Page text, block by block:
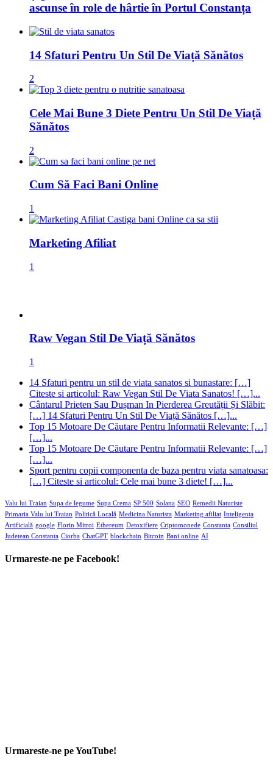
ascunse în role de hârtie în Portul Constanța
14 Sfaturi Pentru Un Stil De Viață Sănătos
2
Cele Mai Bune 3 Diete Pentru Un Stil De Viață
Sănătos
2
Cum Să Faci Bani Online
1
Marketing Afiliat
1
Raw Vegan Stil De Viață Sănătos
1
14 Sfaturi pentru un stil de viata sanatos si bunastare: […]
Citeste si articolul: Raw Vegan Stil De Viata Sanatos! […]...
Cântarul Prieten Sau Dușman In Pierderea Greutății Și Slăbit:
[…] 14 Sfaturi Pentru Un Stil De Viață Sănătos […]...
Top 15 Motoare De Căutare Pentru Informatii Relevante: […]
[…]...
Top 15 Motoare De Căutare Pentru Informatii Relevante: […]
[…]...
Sport pentru copii componenta de baza pentru viata sanatoasa:
[…] Citeste si articolul: Cele mai bune 3 diete! […]...
Valu lui Traian Supa de legume Supa Crema SP 500 Solana SEO Remedii Naturiste
Primaria Valu lui Traian Politică Locală Medicina Naturista Marketing afiliat Inteligența
Artificială google Florin Mitroi Ethereum Detoxifiere Criptomonede Constanta Consiliul
Judetean Constanta Ciorba ChatGPT blockchain Bitcoin Bani online AI
Urmareste-ne pe Facebook!
Urmareste-ne pe YouTube!